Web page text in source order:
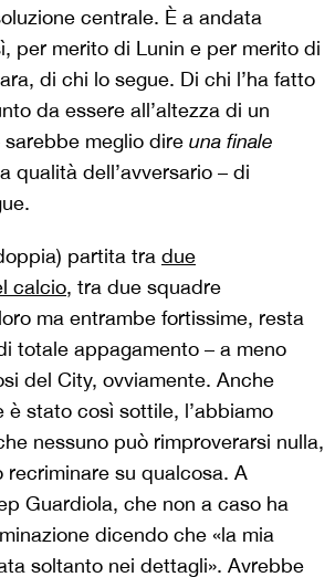
centrale. È a andata
per merito di Lunin e per merito di
di chi lo segue. Di chi l’ha fatto
da essere all’altezza di un
meglio dire una finale
qualità dell’avversario – di
partita tra due
calcio, tra due squadre
ma entrambe fortissime, resta
totale appagamento – a meno
del City, ovviamente. Anche
è stato così sottile, l’abbiamo
nessuno può rimproverarsi nulla,
recriminare su qualcosa. A
Guardiola, che non a caso ha
dicendo che «la mia
soltanto nei dettagli». Avrebbe